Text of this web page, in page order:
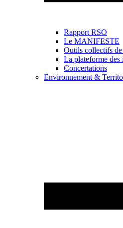
Rapport RSO
Le MANIFESTE
Outils collectifs
La plateforme des
Concertations
Environnement &